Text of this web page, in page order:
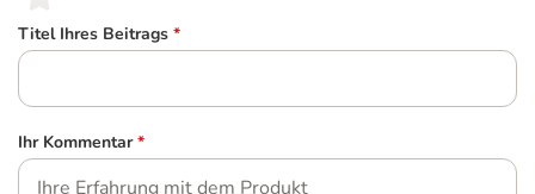
Titel Ihres Beitrags *
Ihr Kommentar *